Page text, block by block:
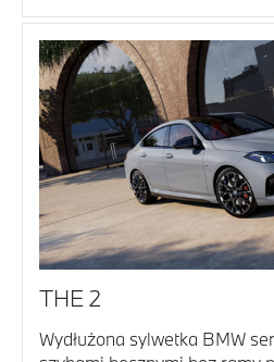
THE 2
Wydłużona sylwetka BMW